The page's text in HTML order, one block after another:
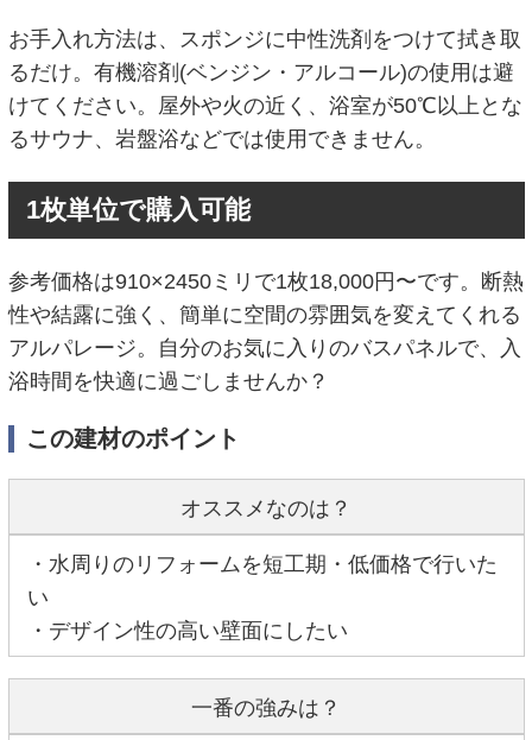
お手入れ方法は、スポンジに中性洗剤をつけて拭き取
るだけ。有機溶剤(ベンジン・アルコール)の使用は避
けてください。屋外や火の近く、浴室が50℃以上とな
るサウナ、岩盤浴などでは使用できません。
1枚単位で購入可能
参考価格は910×2450ミリで1枚18,000円〜です。断熱
性や結露に強く、簡単に空間の雰囲気を変えてくれる
アルパレージ。自分のお気に入りのバスパネルで、入
浴時間を快適に過ごしませんか？
この建材のポイント
オススメなのは？
・水周りのリフォームを短工期・低価格で行いた
い
・デザイン性の高い壁面にしたい
一番の強みは？